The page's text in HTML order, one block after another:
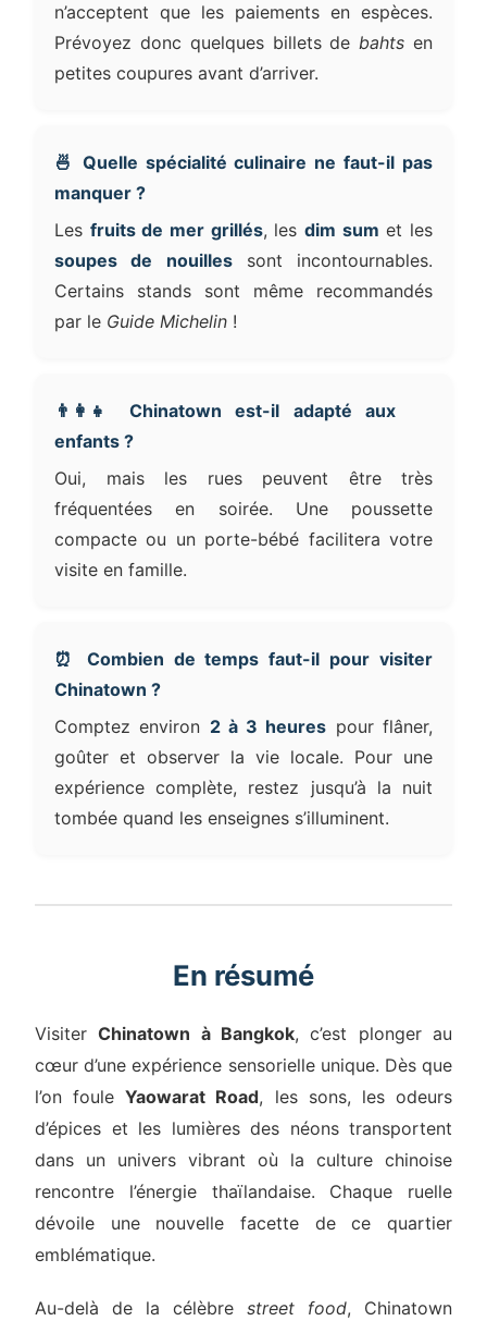
n’acceptent que les paiements en espèces.
Prévoyez donc quelques billets debahts en
petites coupures avant d’arriver.
🍜 Quelle spécialité culinaire ne faut-il pas
manquer ?
Les fruits de mer grillés, lesdim sum et les
soupes de nouillessont incontournables.
Certains stands sont même recommandés
par le Guide Michelin !
👨‍👩‍👧 Chinatown est-il adapté aux
enfants ?
Oui, mais les rues peuvent être très
fréquentées en soirée. Une poussette
compacte ou un porte-bébé facilitera votre
visite en famille.
⏰ Combien de temps faut-il pour visiter
Chinatown ?
Comptez environ 2 à 3 heures pour flâner,
goûter et observer la vie locale. Pour une
expérience complète, restez jusqu’à la nuit
tombée quand les enseignes s’illuminent.
En résumé
VisiterChinatown à Bangkok, c’est plonger au
cœur d’une expérience sensorielle unique. Dès que
l’on fouleYaowarat Road, les sons, les odeurs
d’épices et les lumières des néons transportent
dans un univers vibrant où la culture chinoise
rencontre l’énergie thaïlandaise. Chaque ruelle
dévoile une nouvelle facette de ce quartier
emblématique.
Au-delà de la célèbre street food, Chinatown